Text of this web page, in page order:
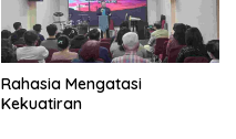
Rahasia Mengatasi
Kekuatiran